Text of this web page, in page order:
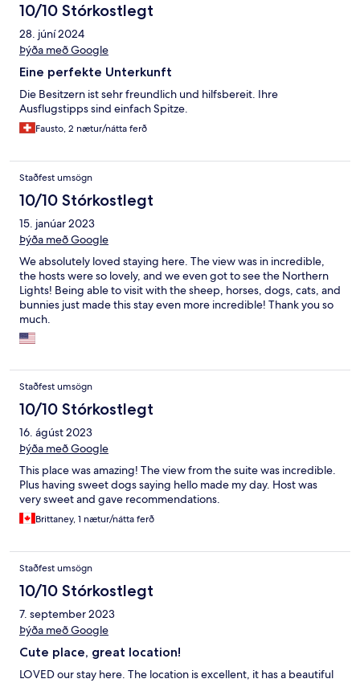
10/10 Stórkostlegt
28. júní 2024
Þýða með Google
Eine perfekte Unterkunft
Die Besitzern ist sehr freundlich und hilfsbereit. Ihre
Ausflugstipps sind einfach Spitze.
Fausto, 2 nætur/nátta ferð
Staðfest umsögn
10/10 Stórkostlegt
15. janúar 2023
Þýða með Google
We absolutely loved staying here. The view was in incredible,
the hosts were so lovely, and we even got to see the Northern
Lights! Being able to visit with the sheep, horses, dogs, cats, and
bunnies just made this stay even more incredible! Thank you so
much.
Staðfest umsögn
10/10 Stórkostlegt
16. ágúst 2023
Þýða með Google
This place was amazing! The view from the suite was incredible.
Plus having sweet dogs saying hello made my day. Host was
very sweet and gave recommendations.
Brittaney, 1 nætur/nátta ferð
Staðfest umsögn
10/10 Stórkostlegt
7. september 2023
Þýða með Google
Cute place, great location!
LOVED our stay here. The location is excellent, it has a beautiful